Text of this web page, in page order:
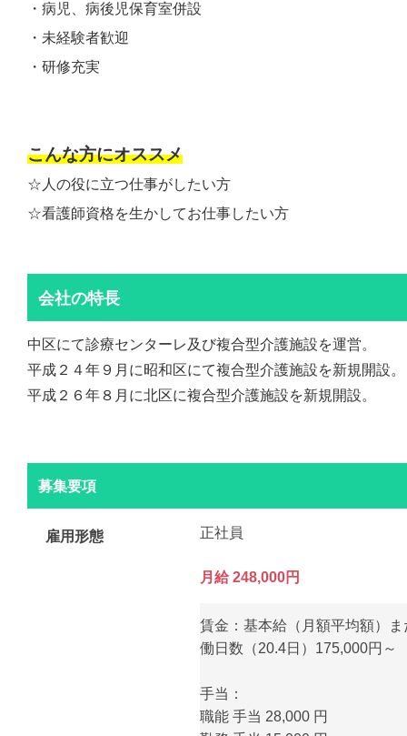
・病児、病後児保育室併設
・未経験者歓迎
・研修充実
こんな方にオススメ
☆人の役に立つ仕事がしたい方
☆看護師資格を生かしてお仕事したい方
会社の特長
中区にて診療センターレ及び複合型介護施設を運営。
平成２４年９月に昭和区にて複合型介護施設を新規開設。
平成２６年８月に北区に複合型介護施設を新規開設。
募集要項
雇用形態 正社員
月給 248,000円
賃金：基本給（月額平均額）
働日数（20.4日）175,000円～
手当：
職能 手当 28,000 円